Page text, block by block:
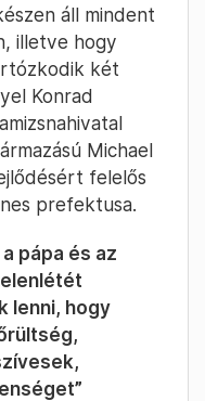
áll mindent
illetve hogy
két
Konrad
Michael
felelős
prefektusa.
pápa és az
lenni, hogy